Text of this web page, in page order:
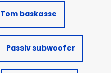
Tom baskasse
Passiv subwoofer